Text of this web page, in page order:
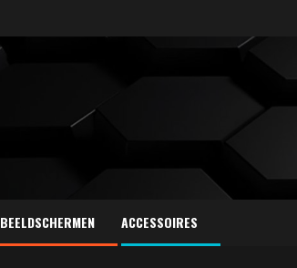
BEELDSCHERMEN ACCESSOIRES